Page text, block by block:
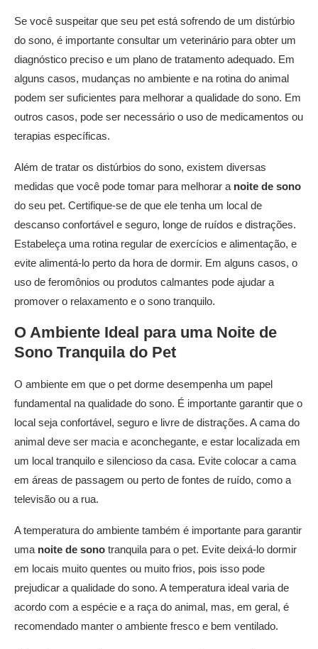
Se você suspeitar que seu pet está sofrendo de um distúrbio
do sono, é importante consultar um veterinário para obter um
diagnóstico preciso e um plano de tratamento adequado. Em
alguns casos, mudanças no ambiente e na rotina do animal
podem ser suficientes para melhorar a qualidade do sono. Em
outros casos, pode ser necessário o uso de medicamentos ou
terapias específicas.
Além de tratar os distúrbios do sono, existem diversas
medidas que você pode tomar para melhorar a noite de sono
do seu pet. Certifique-se de que ele tenha um local de
descanso confortável e seguro, longe de ruídos e distrações.
Estabeleça uma rotina regular de exercícios e alimentação, e
evite alimentá-lo perto da hora de dormir. Em alguns casos, o
uso de feromônios ou produtos calmantes pode ajudar a
promover o relaxamento e o sono tranquilo.
O Ambiente Ideal para uma Noite de
Sono Tranquila do Pet
O ambiente em que o pet dorme desempenha um papel
fundamental na qualidade do sono. É importante garantir que o
local seja confortável, seguro e livre de distrações. A cama do
animal deve ser macia e aconchegante, e estar localizada em
um local tranquilo e silencioso da casa. Evite colocar a cama
em áreas de passagem ou perto de fontes de ruído, como a
televisão ou a rua.
A temperatura do ambiente também é importante para garantir
uma noite de sono tranquila para o pet. Evite deixá-lo dormir
em locais muito quentes ou muito frios, pois isso pode
prejudicar a qualidade do sono. A temperatura ideal varia de
acordo com a espécie e a raça do animal, mas, em geral, é
recomendado manter o ambiente fresco e bem ventilado.